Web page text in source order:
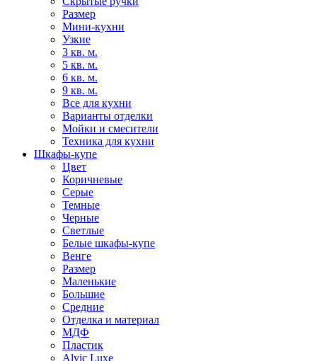
Размер
Мини-кухни
Узкие
3 кв. м.
5 кв. м.
6 кв. м.
9 кв. м.
Все для кухни
Варианты отделки
Мойки и смесители
Техника для кухни
Шкафы-купе
Цвет
Коричневые
Серые
Темные
Черные
Светлые
Белые шкафы-купе
Венге
Размер
Маленькие
Большие
Средние
Отделка и материал
МДФ
Пластик
Alvic Luxe